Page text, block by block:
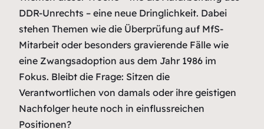
DDR-Unrechts – eine neue Dringlichkeit. Dabei
stehen Themen wie die Überprüfung auf MfS-
Mitarbeit oder besonders gravierende Fälle wie
eine Zwangsadoption aus dem Jahr 1986 im
Fokus. Bleibt die Frage: Sitzen die
Verantwortlichen von damals oder ihre geistigen
Nachfolger heute noch in einflussreichen
Positionen?